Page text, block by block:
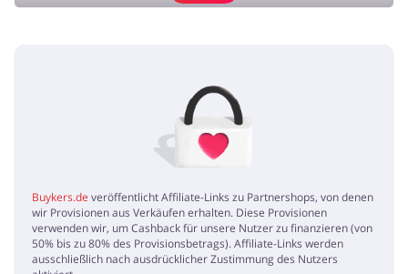
Keine Artikel
Buykers.de veröffentlicht Affiliate-Links zu Partnershops, von denen
wir Provisionen aus Verkäufen erhalten. Diese Provisionen
verwenden wir, um Cashback für unsere Nutzer zu finanzieren (von
50% bis zu 80% des Provisionsbetrags). Affiliate-Links werden
ausschließlich nach ausdrücklicher Zustimmung des Nutzers